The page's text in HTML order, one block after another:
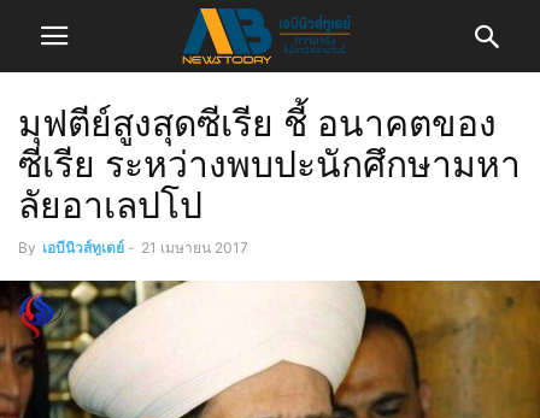
มุฟตีย์สูงสุดซีเรีย ชี้ อนาคตของ
ซีเรีย ระหว่างพบปะนักศึกษามหา
ลัยอาเลปโป
By เอบีนิวส์ทูเดย์ - 21 เมษายน 2017